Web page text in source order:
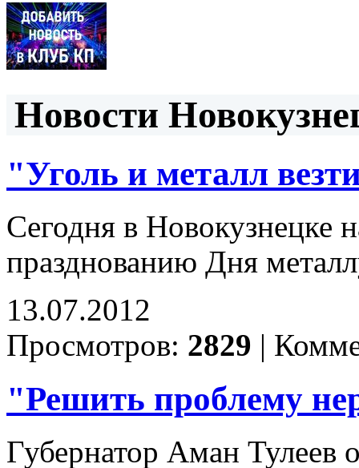
Новости
"Уголь и металл
Сегодня в Новокузнецке
празднованию Дня
13.07.2012
Просмотров: 2829 |
"Решить проблему
Губернатор Аман Тулеев